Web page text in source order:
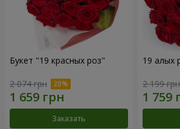
Букет "19 красных роз"
2 074 грн
Заказать
19 алых
2 199 грн